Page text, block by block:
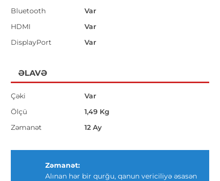
Bluetooth
Var
HDMI
Var
DisplayPort
Var
ƏLAVƏ
Çəki
Var
Ölçü
1,49 Kg
Zəmanət
12 Ay
Zəmanət:
Alınan hər bir qurğu, qanun vericiliyə əsasən